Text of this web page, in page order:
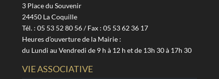
3 Place du Souvenir
24450 La Coquille
Tél. : 05 53 52 80 56 / Fax : 05 53 62 36 17
Heures d’ouverture de la Mairie :
du Lundi au Vendredi de 9 h à 12 h et de 13h 30 à 17h 30
VIE ASSOCIATIVE